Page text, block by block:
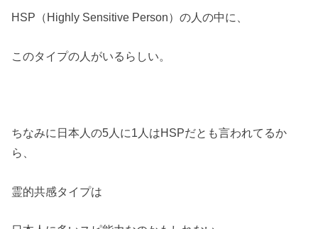
HSP（Highly Sensitive Person）の人の中に、
このタイプの人がいるらしい。
ちなみに日本人の5人に1人はHSPだとも言われてるか
ら、
霊的共感タイプは